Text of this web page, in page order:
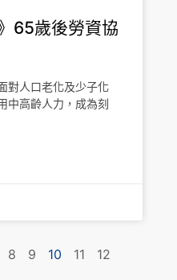
65歲後勞資協
對人口老化及少子化
中高齡人力，成為刻
8 9 10 11 12